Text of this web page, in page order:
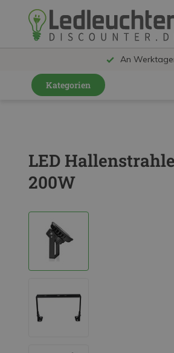
An
Kategorien
LED Schienensystem Lampen
Innenleuchten
Feuchtraumleuchten IP65
Außenleuchten
LED Hallenstrahler
LED Leuchtbänder
LED
200W